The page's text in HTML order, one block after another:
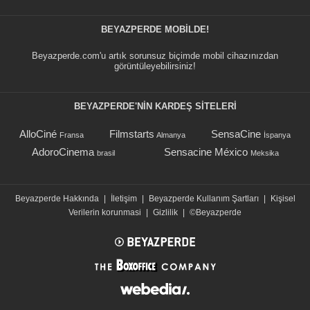
BEYAZPERDE MOBILDE!
Beyazperde.com'u artık sorunsuz biçimde mobil cihazınızdan
görüntüleyebilirsiniz!
BEYAZPERDE'NIN KARDEŞ SİTELERİ
AlloCiné Fransa Filmstarts Almanya SensaCine İspanya
AdoroCinema brasil Sensacine México Meksika
Beyazperde Hakkında İletişim Beyazperde Kullanım Şartları
Kişisel
Verilerin korunmasi
Gizlilik ©Beyazperde